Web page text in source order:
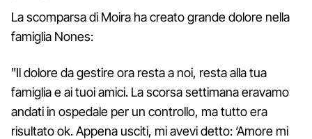
La scomparsa di Moira ha creato grande dolore nella
famiglia Nones:
"Il dolore da gestire ora resta a noi, resta alla tua
famiglia e ai tuoi amici. La scorsa settimana eravamo
andati in ospedale per un controllo, ma tutto era
risultato ok. Appena usciti, mi avevi detto: ‘Amore mi